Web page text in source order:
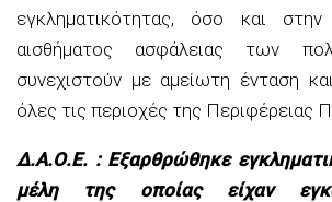
εγκληματικότητας, όσο και
αισθήματος ασφάλειας των
συνεχιστούν με αμείωτη ένταση
όλες τις περιοχές της Περιφέρειας
Δ.Α.Ο.Ε. : Εξαρθρώθηκε
μέλη της οποίας είχαν